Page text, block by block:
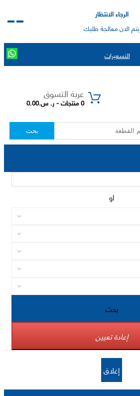
الرجاء الانتظار
يتم الان معالجة طلبك
التسعيرات
عربة التسوق
0 منتجات - ر. س.0.00
بحث
او
بحث
إعادة تعيين
إغلاق